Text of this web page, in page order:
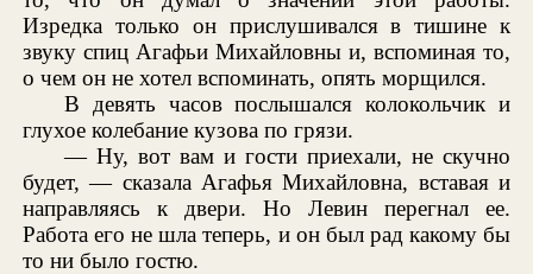
Изредка только он прислушивался в тишине к
звуку спиц Агафьи Михайловны и, вспоминая то,
о чем он не хотел вспоминать, опять морщился.
В девять часов послышался колокольчик и
глухое колебание кузова по грязи.
— Ну, вот вам и гости приехали, не скучно
будет, — сказала Агафья Михайловна, вставая и
направляясь к двери. Но Левин перегнал ее.
Работа его не шла теперь, и он был рад какому бы
то ни было гостю.